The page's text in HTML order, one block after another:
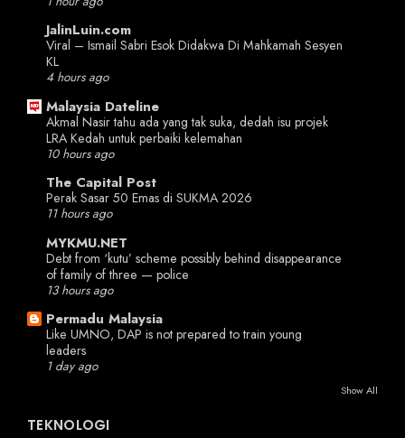
JalinLuin.com
Viral – Ismail Sabri Esok Didakwa Di Mahkamah Sesyen
KL
4 hours ago
Malaysia Dateline
Akmal Nasir tahu ada yang tak suka, dedah isu projek
LRA Kedah untuk perbaiki kelemahan
10 hours ago
The Capital Post
Perak Sasar 50 Emas di SUKMA 2026
11 hours ago
MYKMU.NET
Debt from ‘kutu’ scheme possibly behind disappearance
of family of three — police
13 hours ago
Permadu Malaysia
Like UMNO, DAP is not prepared to train young
leaders
1 day ago
Show All
TEKNOLOGI